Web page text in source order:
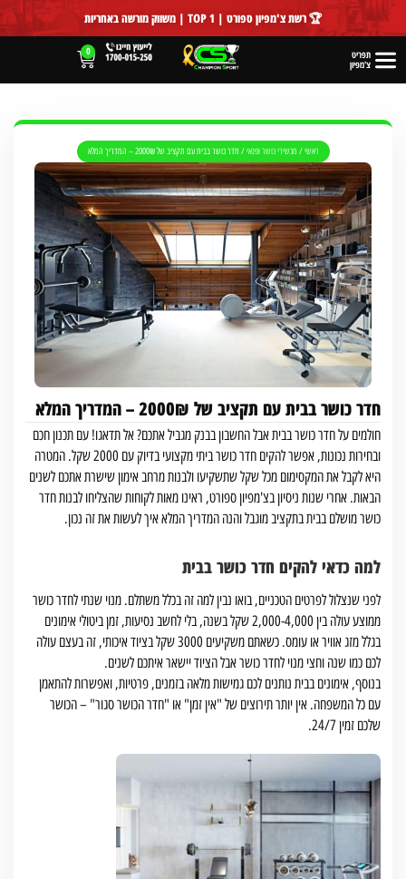
לתוכן 🏆 רשת צ'מפיון ספורט | TOP 1 | משווק מורשה באחריות
תפריט
צ'מפיון
0
ראשי/ מכשירי כושר ופנאי/ חדר כושר בבית עם תקציב של 2000₪ – המדריך המלא
חדר כושר בבית עם תקציב של 2000₪ – המדריך המלא
חולמים על חדר כושר בבית אבל החשבון בבנק מגביל אתכם? אל תדאגו! עם תכנון חכם
ובחירות נכונות, אפשר להקים חדר כושר ביתי מקצועי בדיוק עם 2000 שקל. המטרה
היא לקבל את המקסימום מכל שקל שתשקיעו ולבנות מרחב אימון שישרת אתכם לשנים
הבאות. אחרי שנות ניסיון בצ'מפיון ספורט, ראינו מאות לקוחות שהצליחו לבנות חדר
כושר מושלם בבית בתקציב מוגבל והנה המדריך המלא איך לעשות את זה נכון.
למה כדאי להקים חדר כושר בבית
לפני שנצלול לפרטים הטכניים, בואו נבין למה זה בכלל משתלם. מנוי שנתי לחדר כושר
ממוצע עולה בין 2,000-4,000 שקל בשנה, בלי לחשב נסיעות, זמן ביטולי אימונים
בגלל מזג אוויר או עומס. כשאתם משקיעים 3000 שקל בציוד איכותי, זה בעצם עולה
לכם כמו שנה וחצי מנוי לחדר כושר אבל הציוד יישאר איתכם לשנים.
בנוסף, אימונים בבית נותנים לכם גמישות מלאה בזמנים, פרטיות, ואפשרות להתאמן
עם כל המשפחה. אין יותר תירוצים של "אין זמן" או "חדר הכושר סגור" – הכושר
שלכם זמין 24/7.